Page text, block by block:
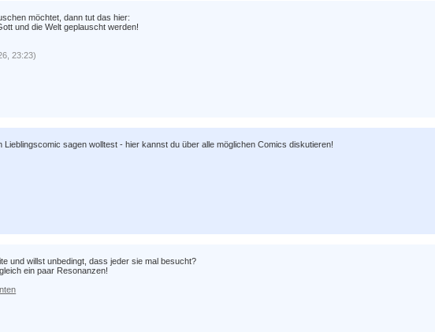
möchtet, dann tut das hier:
und die Welt geplauscht werden!
23:23)
Lieblingscomic sagen wolltest - hier kannst du über alle möglichen Comics diskutieren!
und willst unbedingt, dass jeder sie mal besucht?
ein paar Resonanzen!